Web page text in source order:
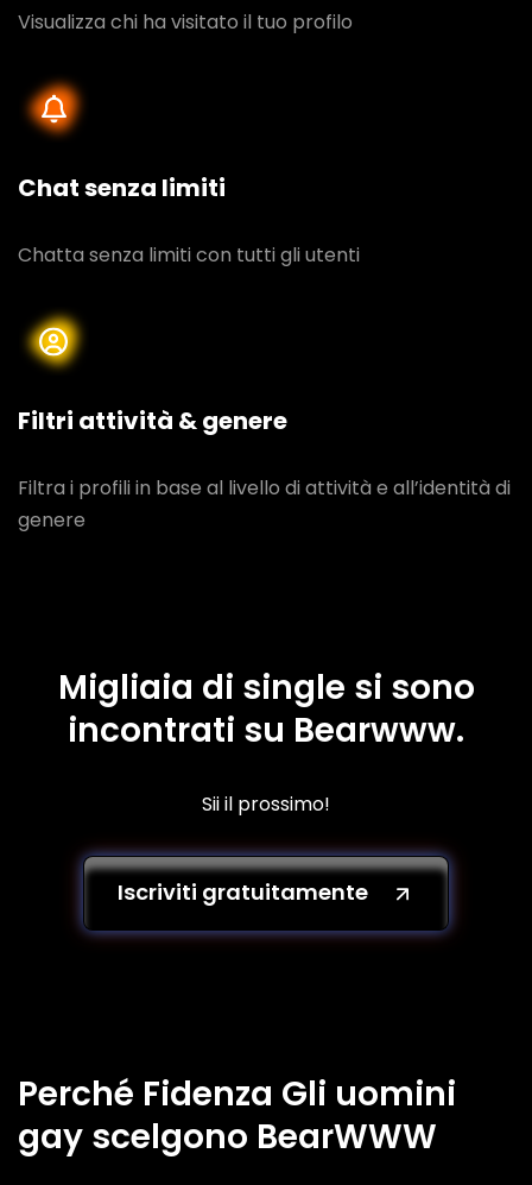
Visualizza chi ha visitato il tuo profilo
Chat senza limiti
Chatta senza limiti con tutti gli utenti
Filtri attività & genere
Filtra i profili in base al livello di attività e all’identità di
genere
Migliaia di single si sono
incontrati su Bearwww.
Sii il prossimo!
Iscriviti gratuitamente
Perché Fidenza Gli uomini
gay scelgono BearWWW